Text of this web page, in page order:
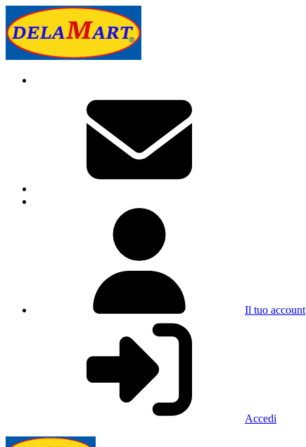
Il tuo account
Accedi